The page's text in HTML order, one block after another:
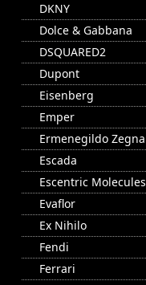
DKNY
Dolce & Gabbana
DSQUARED2
Dupont
Eisenberg
Emper
Ermenegildo Zegna
Escada
Escentric Molecules
Evaflor
Ex Nihilo
Fendi
Ferrari